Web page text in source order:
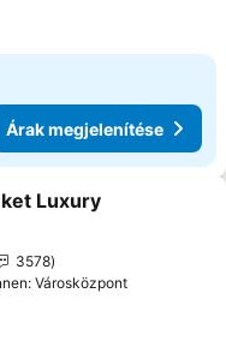
Árak megjelenítése
a kedvencekhez
Luxury
3578
Városközpont